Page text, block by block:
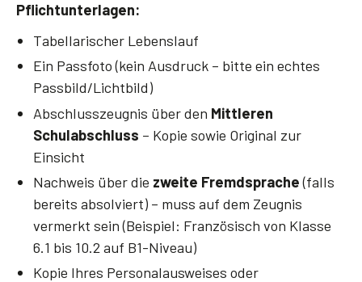
Pflichtunterlagen:
Tabellarischer Lebenslauf
Ein Passfoto (kein Ausdruck – bitte ein echtes
Passbild/Lichtbild)
Abschlusszeugnis über den Mittleren
Schulabschluss – Kopie sowie Original zur
Einsicht
Nachweis über die zweite Fremdsprache(falls
bereits absolviert) – muss auf dem Zeugnis
vermerkt sein (Beispiel: Französisch von Klasse
6.1 bis 10.2 auf B1-Niveau)
Kopie Ihres Personalausweises oder